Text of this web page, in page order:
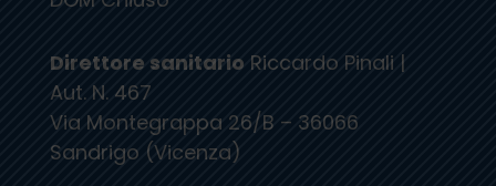
Direttore sanitario Riccardo Pinali |
Aut. N. 467
Via Montegrappa 26/B – 36066
Sandrigo (Vicenza)